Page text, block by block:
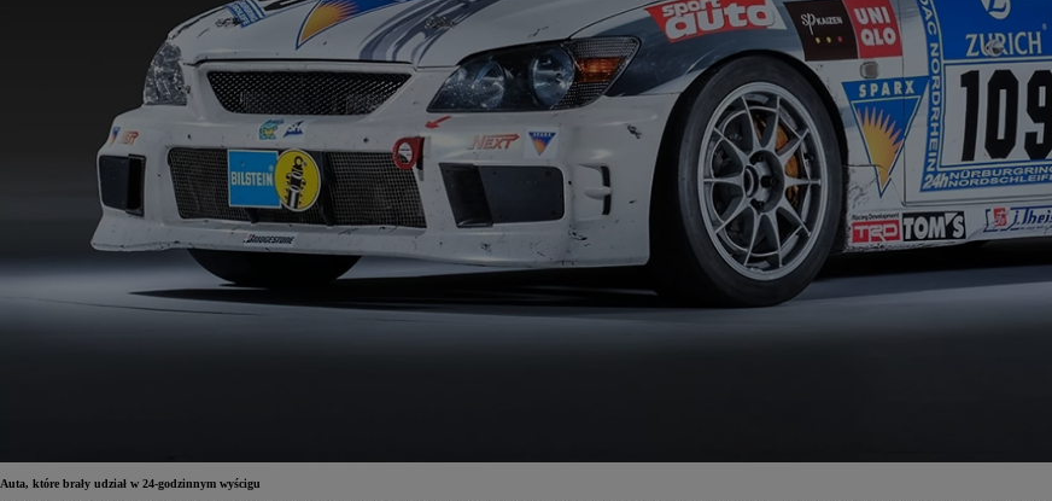
Auta, które brały udział w 24-godzinnym wyścigu